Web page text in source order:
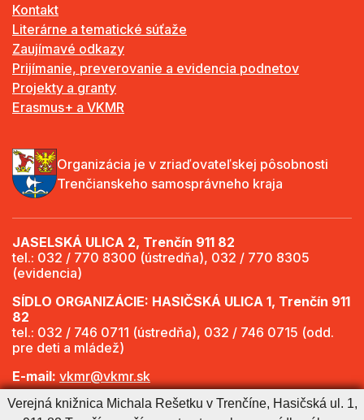
Kontakt
Literárne a tematické súťaže
Zaujímavé odkazy
Prijímanie, preverovanie a evidencia podnetov
Projekty a granty
Erasmus+ a VKMR
Organizácia je v zriaďovateľskej pôsobnosti
Trenčianskeho samosprávneho kraja
JASELSKÁ ULICA 2, Trenčín 911 82
tel.: 032 / 770 8300 (ústredňa), 032 / 770 8305
(evidencia)
SÍDLO ORGANIZÁCIE: HASIČSKÁ ULICA 1, Trenčín 911
82
tel.: 032 / 746 0711 (ústredňa), 032 / 746 0715 (odd.
pre deti a mládež)
E-mail: vkmr@vkmr.sk
Web: http://www.vkmr.sk
Verejná knižnica Michala Rešetku v Trenčíne, Hasičská ul. 1,